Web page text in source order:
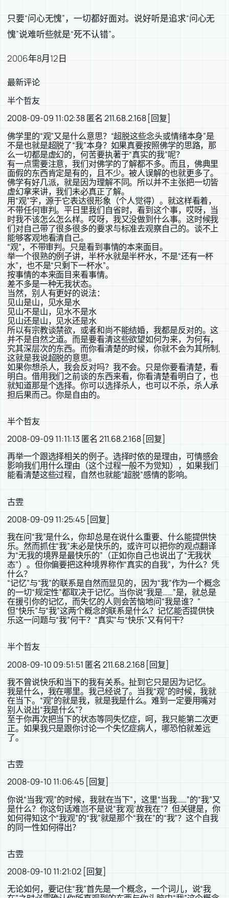
只要“问心无愧”，一切都好面对。说好听是追求“问心无
愧”说难听些就是“死不认错”。
2006年8月12日
最新评论
半个哲友
2008-09-09 11:02:38 匿名 211.68.2.168 [回复]
佛学里的“观”又是什么意思？“超脱这些念头或情绪本身”是
不是也就是超脱了“我”本身？如果真要按照佛学的思路，那
么一切都是虚幻的，何苦要执著于“真实的我”呢？
有一点需要注意，我们对佛学的了解都不多。而且，佛典里
面假的东西肯定是有的，且不少。被人误解的也就更多了。
佛学有好几派，就是因为理解不同。所以并不主张把一切皆
虚幻拿来讲，我们未必真正了解。
用“观”字，源于它表达很形象（个人觉得）。就这样看着，
不带任何审判。平日里我们自省时，看到这个事，哎呀，当
时我不该怎么怎么样。哎呀，我又没做到什么事。这时候我
们对自己带了很多很多的要求与标准去观察自己的。谈不上
能够客观地看清自己。
“观”，不带审判。只是看到事情的本来面目。
举一个很熟的例子讲，半杯水就是半杯水，不是“还有一杯
水”，也不是“只剩下一杯水”。
按事情的本来面目来看事情。
差不多是一种无我状态。
当然，别人有更好的说法：
见山是山，见水是水
见山不是山，见水不是水
见山还是山，见水还是水
所以有宗教谈禁欲，或者和尚不能结婚，我都是反对的。这
并不是自然之道。而是要看清这些欲望如何为来，为何有，
究其深层次的东西。而你看清楚的时候，你就不会为其所制,
这就是我说超脱的意思。
如果你想杀人，我会反对吗？我不会。只是你要看清楚，看
明白。借用我们之前谈的东西来看，你看清楚看明白了，也
就知道那是个选择。你可以选择杀人，也可以不杀，杀人承
担后果而己。你是自由的。
半个哲友
2008-09-09 11:11:13 匿名 211.68.2.168 [回复]
再举一个跟选择相关的例子。选择时依的是理由，可情感会
影响我们用什么理由（这个过程一般不为觉知），如果我们
能看清楚这些过程，自然也就能”超脱”感情的影响。
古雴
2008-09-09 11:25:45 [回复]
我在问“我”是什么，你却总是在说什么重要、什么能提供快
乐。然而抓住“我”未必是快乐的，或许可以把你的观点翻译
为“无我的境界是最快乐的”（正如你自己也说出了“无我状
态”）。但你偏要把这种境界称作“真实的自我”，为什么？凭
什么？
“记忆”与“我”的联系是自然而显见的，因为“我”作为一个概念
的一切“规定性”都取决于记忆。当你说“我是……”是，就总是
在援引你的记忆，而失忆的人则会苦恼地问“我是谁？”
但“快乐”与“我”这两个概念的联系是什么？记忆能否提供快
乐这一问题与“我”何干？“真实”与“快乐”又有何干？
半个哲友
2008-09-10 09:51:51 匿名 211.68.2.168 [回复]
我不曾说快乐和当下的我有关系。扯到它只是因为记忆。
我是什么，我在哪里。我己经说了。当我“观”的时候，我就
在当下。“观”的就是我，就是我是什么。难到一定要用嘴对
别人说出“我是什么”？
至于你再次把当下的状态等同失忆症，呵，我只能第二次更
正。如果我只是跟你讨论一个失忆症病人，哪恐怕就差远
了。
古雴
2008-09-10 11:06:45 [回复]
你说“当我“观”的时候，我就在当下”，这里“当我……”的“我”又
是什么？你这句话难岂不是说“我‘观’故我在”？但关键是，你
如何得知这个“我观”的“我”就是那个“我在”的“我”？这个自我
的同一性如何得出？
古雴
2008-09-10 11:21:02 [回复]
无论如何，要记住“我”首先是一个概念，一个词儿，说“我